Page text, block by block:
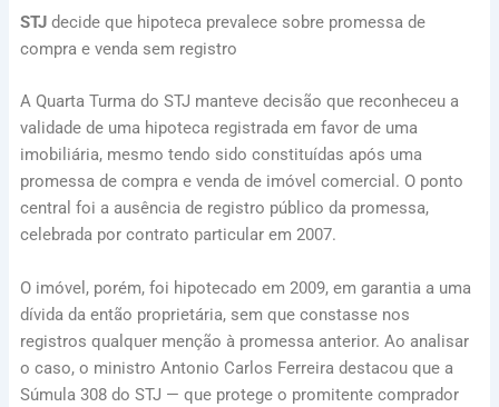
STJdecide que hipoteca prevalece sobre promessa de
compra e venda sem registro
A Quarta Turma do STJ manteve decisão que reconheceu a
validade de uma hipoteca registrada em favor de uma
imobiliária, mesmo tendo sido constituídas após uma
promessa de compra e venda de imóvel comercial. O ponto
central foi a ausência de registro público da promessa,
celebrada por contrato particular em 2007.
O imóvel, porém, foi hipotecado em 2009, em garantia a uma
dívida da então proprietária, sem que constasse nos
registros qualquer menção à promessa anterior. Ao analisar
o caso, o ministro Antonio Carlos Ferreira destacou que a
Súmula 308 do STJ — que protege o promitente comprador